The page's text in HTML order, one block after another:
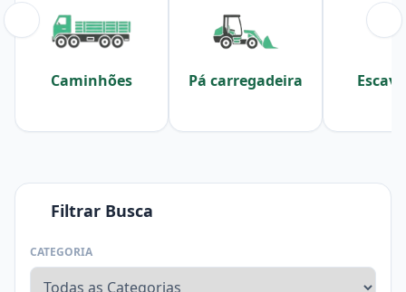
Caminhões Pá carregadeira
Filtrar Busca
CATEGORIA